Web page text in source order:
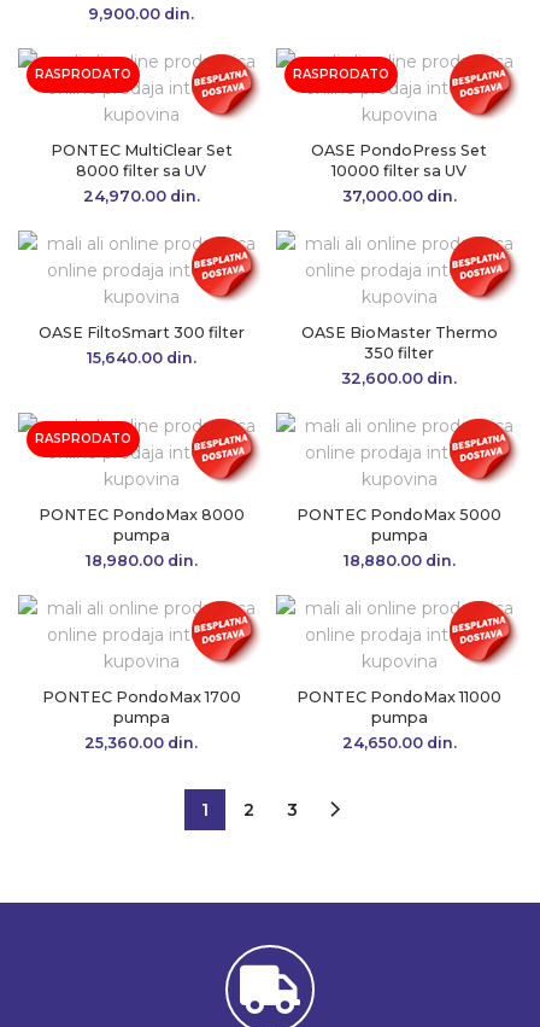
9,900.00 din.
RASPRODATO
PONTEC MultiClear Set
8000 filter sa UV
24,970.00 din.
RASPRODATO
OASE PondoPress Set
10000 filter sa UV
37,000.00 din.
OASE FiltoSmart 300 filter
15,640.00 din.
OASE BioMaster Thermo
350 filter
32,600.00 din.
RASPRODATO
PONTEC PondoMax 8000
pumpa
18,980.00 din.
PONTEC PondoMax 5000
pumpa
18,880.00 din.
PONTEC PondoMax 1700
pumpa
25,360.00 din.
PONTEC PondoMax 11000
pumpa
24,650.00 din.
1 2 3